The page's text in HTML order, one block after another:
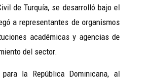
de Turquía, se desarrolló bajo el
a representantes de organismos
académicas y agencias de
del sector.
la República Dominicana, al